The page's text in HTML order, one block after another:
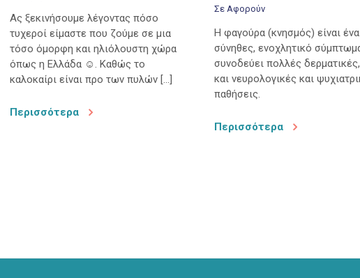
Ας ξεκινήσουμε λέγοντας πόσο
τυχεροί είμαστε που ζούμε σε μια
τόσο όμορφη και ηλιόλουστη χώρα
όπως η Ελλάδα ☺. Καθώς το
καλοκαίρι είναι προ των πυλών […]
Περισσότερα
Σε Αφορούν
Η φαγούρα (κνησμός) είναι ένα
σύνηθες, ενοχλητικό
συνοδεύει πολλές
και νευρολογικές και
παθήσεις.
Περισσότερα